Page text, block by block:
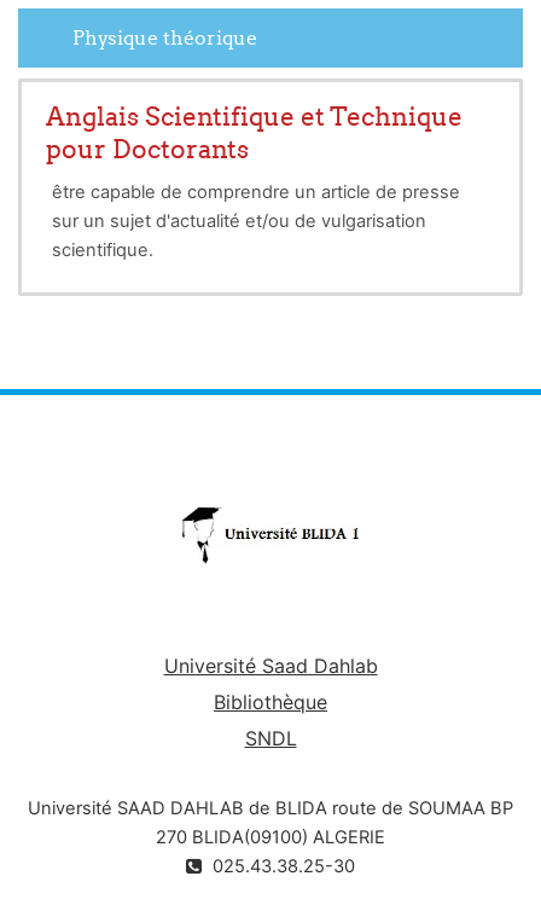
Physique théorique
Anglais Scientifique et Technique
pour Doctorants
être capable de comprendre un article de presse
sur un sujet d'actualité et/ou de vulgarisation
scientifique.
motivation ;
se préparer au mieux à un entretien en anglais.
Université Saad Dahlab
Bibliothèque
SNDL
Université SAAD DAHLAB de BLIDA route de SOUMAA BP
270 BLIDA(09100) ALGERIE
025.43.38.25-30